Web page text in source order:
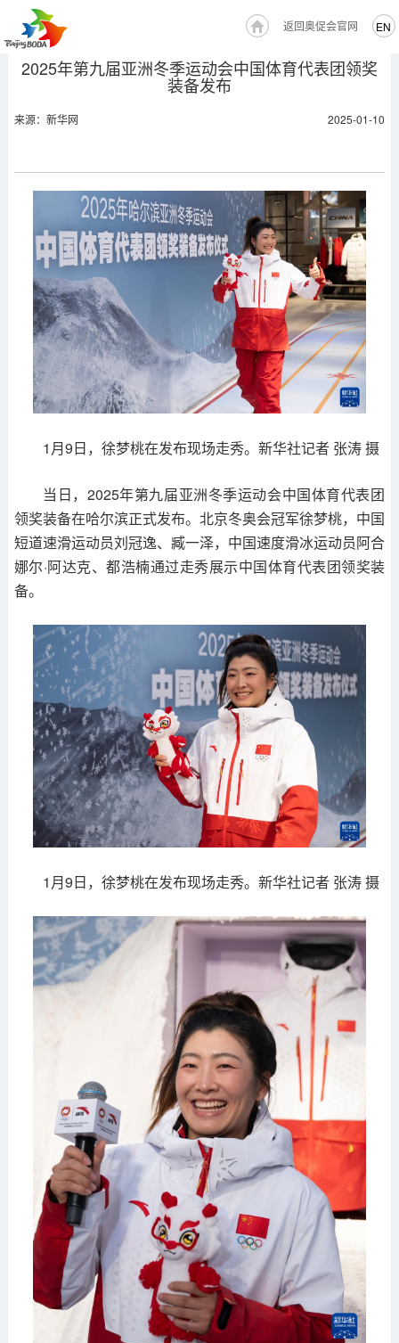
EN
返回奥促会官网
2025年第九届亚洲冬季运动会中国体育代表团领奖
装备发布
来源：新华网 2025-01-10
1月9日，徐梦桃在发布现场走秀。新华社记者 张涛 摄
当日，2025年第九届亚洲冬季运动会中国体育代表团
领奖装备在哈尔滨正式发布。北京冬奥会冠军徐梦桃，中国
短道速滑运动员刘冠逸、臧一泽，中国速度滑冰运动员阿合
娜尔·阿达克、都浩楠通过走秀展示中国体育代表团领奖装
备。
1月9日，徐梦桃在发布现场走秀。新华社记者 张涛 摄